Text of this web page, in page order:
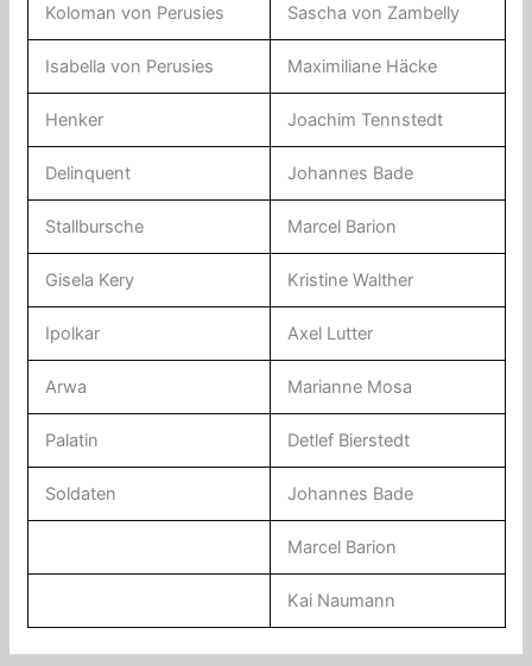
Koloman von Perusies Sascha von Zambelly
Isabella von Perusies Maximiliane Häcke
Henker Joachim Tennstedt
Delinquent Johannes Bade
Stallbursche Marcel Barion
Gisela Kery Kristine Walther
Ipolkar Axel Lutter
Arwa Marianne Mosa
Palatin Detlef Bierstedt
Soldaten Johannes Bade
Marcel Barion
Kai Naumann